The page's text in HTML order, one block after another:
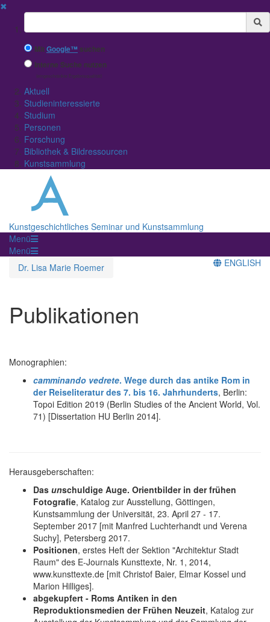
✖
Suchbegriff
MitGoogle™ suchen
Interne Suche nutzen
(eingeschränkte Ergebnisqualität)
Aktuell
Studieninteressierte
Studium
Personen
Forschung
Bibliothek & Bildressourcen
Kunstsammlung
Kunstgeschichtliches Seminar und Kunstsammlung
Menü
Menü
Dr. Lisa Marie Roemer
ENGLISH
Publikationen
Monographien:
camminando vedrete. Wege durch das antike Rom in
der Reiseliteratur des 7. bis 16. Jahrhunderts, Berlin:
Topoi Edition 2019 (Berlin Studies of the Ancient World, Vol.
71) [Dissertation HU Berlin 2014].
Herausgeberschaften:
Das unschuldige Auge. Orientbilder in der frühen
Fotografie, Katalog zur Ausstellung, Göttingen,
Kunstsammlung der Universität, 23. April 27 - 17.
September 2017 [mit Manfred Luchterhandt und Verena
Suchy], Petersberg 2017.
Positionen, erstes Heft der Sektion "Architektur Stadt
Raum" des E-Journals Kunsttexte, Nr. 1, 2014,
www.kunsttexte.de [mit Christof Baier, Elmar Kossel und
Marion Hilliges].
abgekupfert - Roms Antiken in den
Reproduktionsmedien der Frühen Neuzeit, Katalog zur